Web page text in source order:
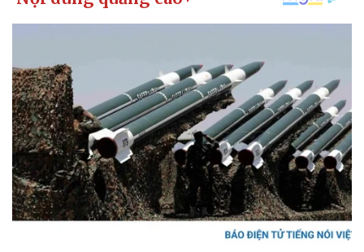
Kinh tế
Bất động sản
Khởi nghiệp
Thị trường
Giá vàng
Tiêu dùng
Tỷ giá
Chứng khoán
Giá cà phê